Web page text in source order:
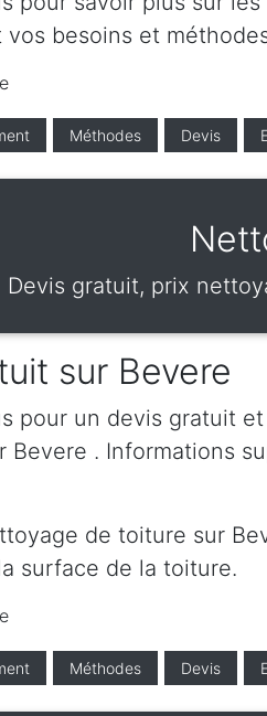
besoins et
Méthodes Devis
Devis gratuit, prix
sur Bevere
pour un devis gratuit
Bevere . Informations
de toiture sur
surface de la toiture.
Méthodes Devis